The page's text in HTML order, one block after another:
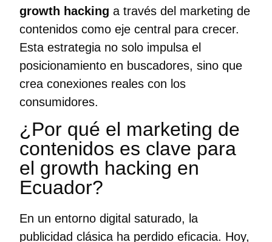
growth hacking a través del marketing de
contenidos como eje central para crecer.
Esta estrategia no solo impulsa el
posicionamiento en buscadores, sino que
crea conexiones reales con los
consumidores.
¿Por qué el marketing de
contenidos es clave para
el growth hacking en
Ecuador?
En un entorno digital saturado, la
publicidad clásica ha perdido eficacia. Hoy,